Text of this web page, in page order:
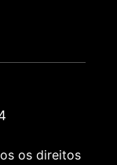
os direitos